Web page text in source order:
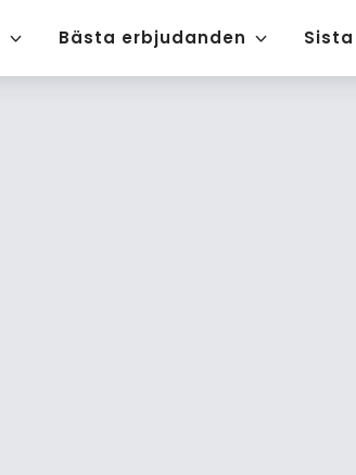
Bästa erbjudanden